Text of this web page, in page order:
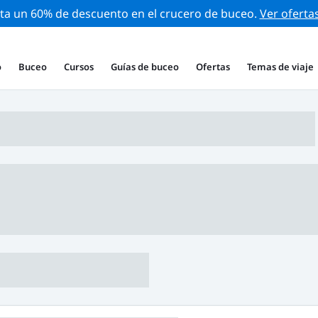
un 60% de descuento en el crucero de buceo. Ver
Buceo Cursos Guías de buceo Ofertas Temas de viaje